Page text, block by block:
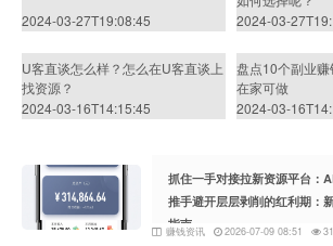
2024-03-27T19:08:45
2024-03-
U客直谈怎么样？怎么在U客直谈上
找资源？
2024-03-16T14:15:45
盘点10个副业
在家可做
2024-03-
抓住一手对接拉新资源平台：
推手避开层层剥削的红利期：
指南
赚钱资讯 2026-07-09 08:51